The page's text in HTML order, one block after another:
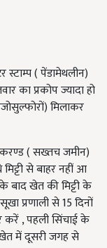
स्टाम्प ( पेंडामेथलीन)
का प्रकोप ज्यादा हो
मिलाकर
करण्ड ( सख्तच जमीन)
से बाहर नहीं आ
बाद खेत की मिट्टी के
प्रणाली से 15 दिनों
करें , पहली सिंचाई के
में दूसरी जगह से